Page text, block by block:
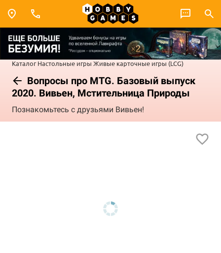
Каталог Настольные игры Живые карточные игры (LCG)
Вопросы про MTG. Базовый выпуск
2020. Вивьен, Мстительница Природы
Познакомьтесь с друзьями Вивьен!